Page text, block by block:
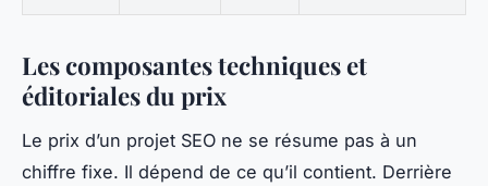
Les composantes techniques et
éditoriales du prix
Le prix d’un projet SEO ne se résume pas à un
chiffre fixe. Il dépend de ce qu’il contient. Derrière